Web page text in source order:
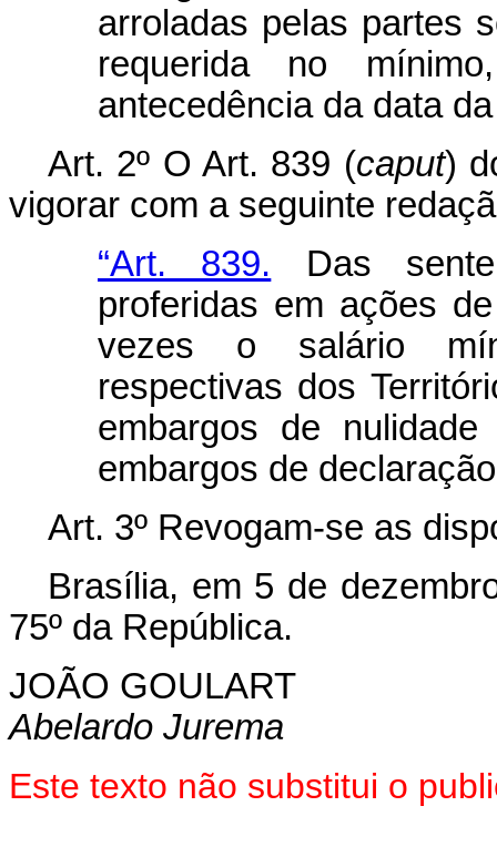
arroladas pelas partes
requerida no
antecedência da data
Art. 2º O Art. 839 (caput)
vigorar com a seguinte
“Art. 839. Das
proferidas em ações
vezes o salário
respectivas dos
embargos de
embargos de
Art. 3º Revogam-se as
Brasília, em 5 de
75º da República.
JOÃO GOULART
Abelardo Jurema
Este texto não substitui o